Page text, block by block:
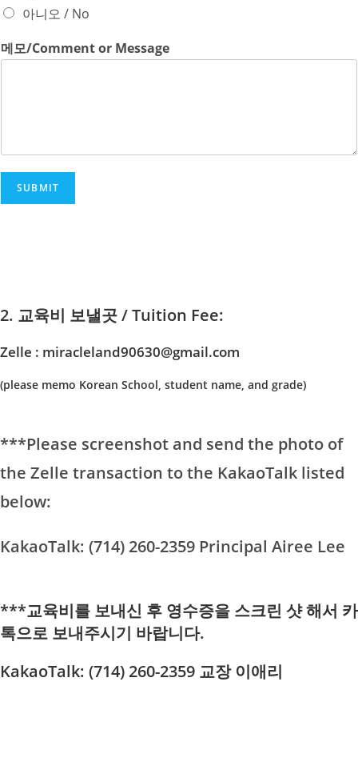
아니오 / No
메모/Comment or Message
SUBMIT
2. 교육비 보낼곳 / Tuition Fee:
Zelle : miracleland90630@gmail.com
(please memo Korean School, student name, and grade)
***Please screenshot and send the photo of
the Zelle transaction to the KakaoTalk listed
below:
KakaoTalk: (714) 260-2359 Principal Airee Lee
***교육비를 보내신 후 영수증을 스크린 샷 해서 카
톡으로 보내주시기 바랍니다.
KakaoTalk: (714) 260-2359 교장 이애리